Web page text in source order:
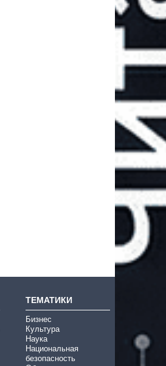
ТЕМАТИКИ
Бизнес
Культура
Наука
Национальная
безопасность